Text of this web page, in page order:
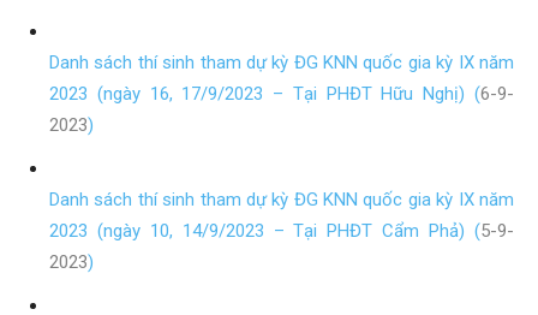
Danh sách thí sinh tham dự kỳ ĐG KNN quốc gia kỳ IX năm
2023 (ngày 16, 17/9/2023 – Tại PHĐT Hữu Nghị) (6-9-
2023)
Danh sách thí sinh tham dự kỳ ĐG KNN quốc gia kỳ IX năm
2023 (ngày 10, 14/9/2023 – Tại PHĐT Cẩm Phả) (5-9-
2023)